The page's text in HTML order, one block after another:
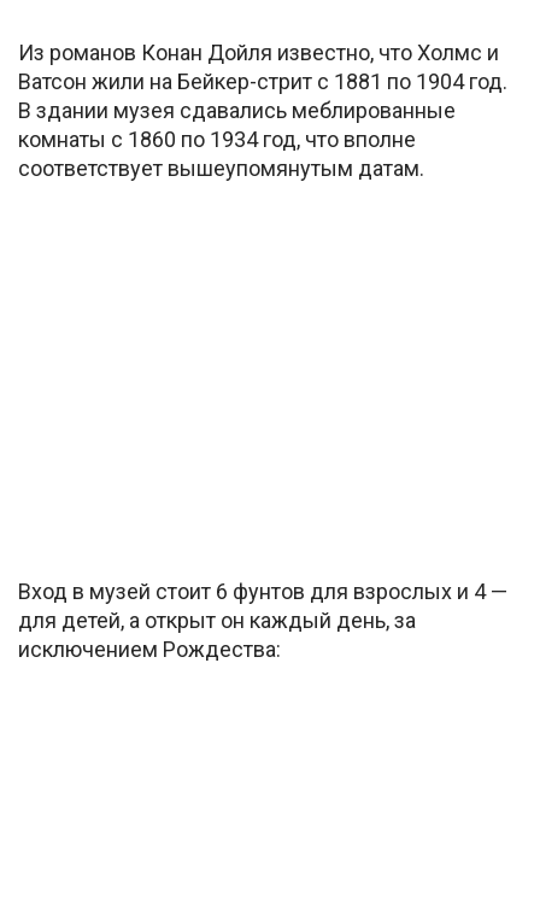
Из романов Конан Дойля известно, что Холмс и
Ватсон жили на Бейкер-стрит с 1881 по 1904 год.
В здании музея сдавались меблированные
комнаты с 1860 по 1934 год, что вполне
соответствует вышеупомянутым датам.
Вход в музей стоит 6 фунтов для взрослых и 4 —
для детей, а открыт он каждый день, за
исключением Рождества: